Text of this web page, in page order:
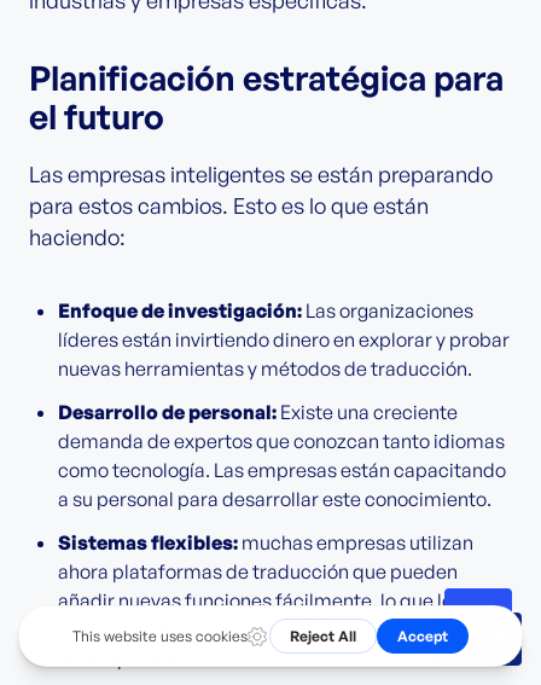
Planificación estratégica para
el futuro
Las empresas inteligentes se están preparando
para estos cambios. Esto es lo que están
haciendo:
Enfoque de investigación: Las organizaciones
líderes están invirtiendo dinero en explorar y probar
nuevas herramientas y métodos de traducción.
Desarrollo de personal: Existe una creciente
demanda de expertos que conozcan tanto idiomas
como tecnología. Las empresas están capacitando
a su personal para desarrollar este conocimiento.
Sistemas flexibles: muchas empresas utilizan
ahora plataformas de traducción que pueden
añadir nuevas funciones fácilmente, lo que les
ayuda a adaptarse a los cambios sin